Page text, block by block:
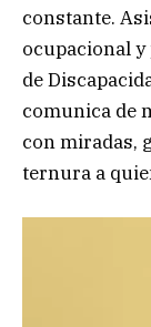
constante.
ocupacional
de
comunica de
con miradas,
ternura a